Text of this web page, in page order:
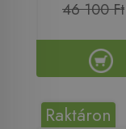
46 100 Ft
Raktáron